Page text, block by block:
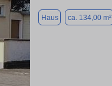
Haus ca. 134,00 m²